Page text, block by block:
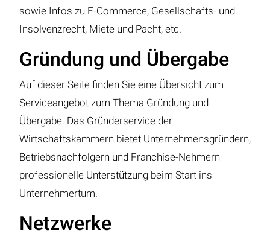
sowie Infos zu E-Commerce, Gesellschafts- und
Insolvenzrecht, Miete und Pacht, etc.
Gründung und Übergabe
Auf dieser Seite finden Sie eine Übersicht zum
Serviceangebot zum Thema Gründung und
Übergabe. Das Gründerservice der
Wirtschaftskammern bietet Unternehmensgründern,
Betriebsnachfolgern und Franchise-Nehmern
professionelle Unterstützung beim Start ins
Unternehmertum.
Netzwerke